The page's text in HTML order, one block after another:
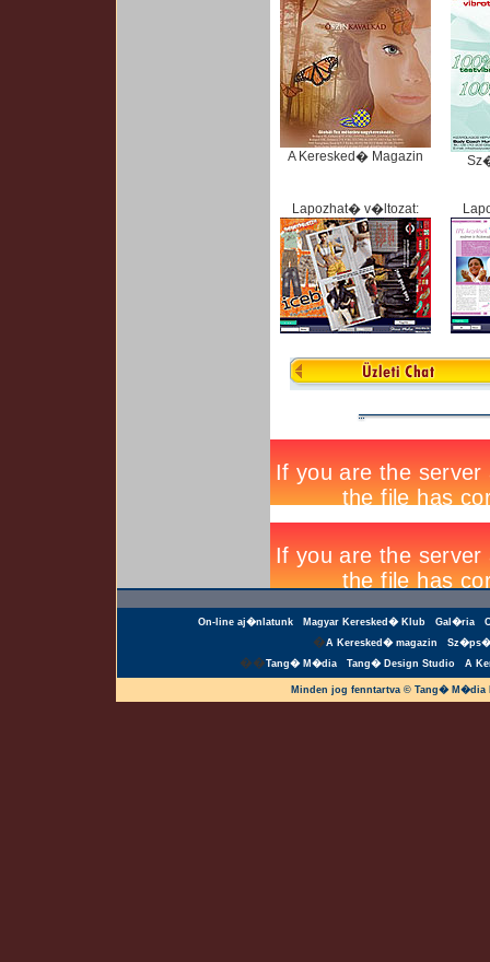
A Keresked� Magazin
Lapozhat� v�ltozat:
On-line aj�nlatunk Magyar Keresked� Klub Gal�ria
�A Keresked� magazin
��Tang� M�dia Tang� Design Studio A
Minden jog fenntartva © Tang�